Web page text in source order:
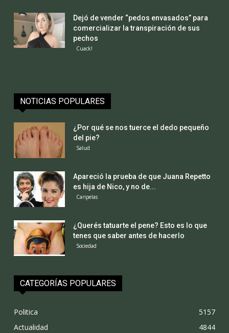
Dejó de vender “pedos envasados” para
comercializar la transpiración de sus
pechos
Cuack!
NOTICIAS POPULARES
¿Por qué se nos tuerce el dedo pequeño
del pie?
Salud
Apareció la prueba de que Juana Repetto
es hija de Nico, y no de...
Caripelas
¿Querés tatuarte el pene? Esto es lo que
tenes que saber antes de hacerlo
Sociedad
CATEGORÍAS POPULARES
Politica
5157
Actualidad
4844